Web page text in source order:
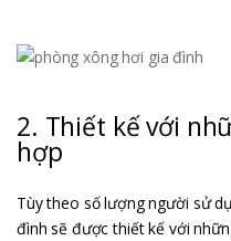
2. Thiết kế với
hợp
Tùy theo số lượng người sử
đình sẽ được thiết kế với